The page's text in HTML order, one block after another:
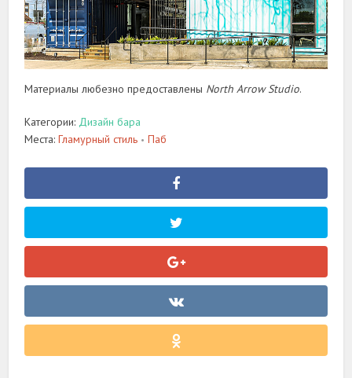
Материалы любезно предоставлены North Arrow Studio.
Категории: Дизайн бара
Места:Гламурный стиль • Паб